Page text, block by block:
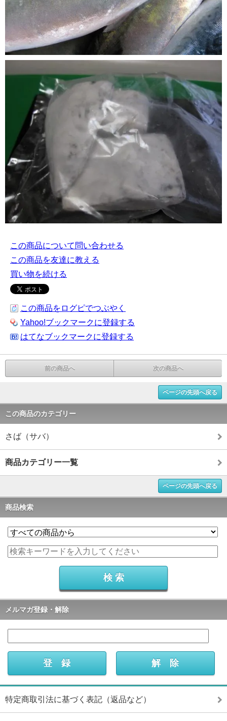
この商品について問い合わせる
この商品を友達に教える
買い物を続ける
この商品をログピでつぶやく
Yahoo!ブックマークに登録する
はてなブックマークに登録する
前の商品へ 次の商品へ
ページの先頭へ戻る
この商品のカテゴリー
さば（サバ）
商品カテゴリー一覧
ページの先頭へ戻る
商品検索
メルマガ登録・解除
特定商取引法に基づく表記（返品など）